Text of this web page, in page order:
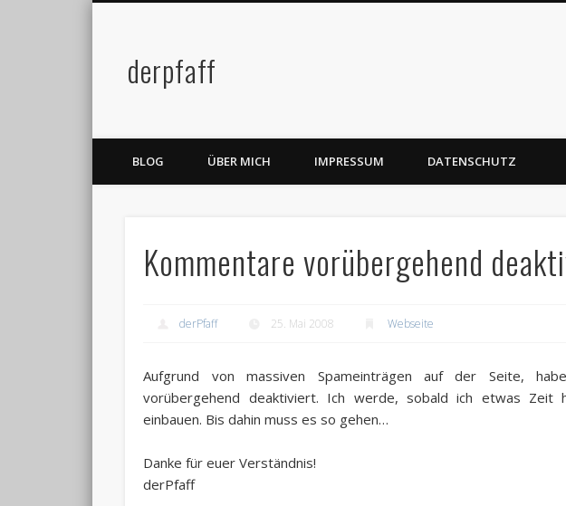
derpfaff
FacebookTwitter
BLOG ÜBER MICH IMPRESSUM DATENSCHUTZ
Kommentare vorübergehend
derPfaff 25. Mai 2008 Webseite
Aufgrund von massiven Spameinträgen auf der Seite,
vorübergehend deaktiviert. Ich werde, sobald ich etwas Zeit
einbauen. Bis dahin muss es so gehen…
Danke für euer Verständnis!
derPfaff